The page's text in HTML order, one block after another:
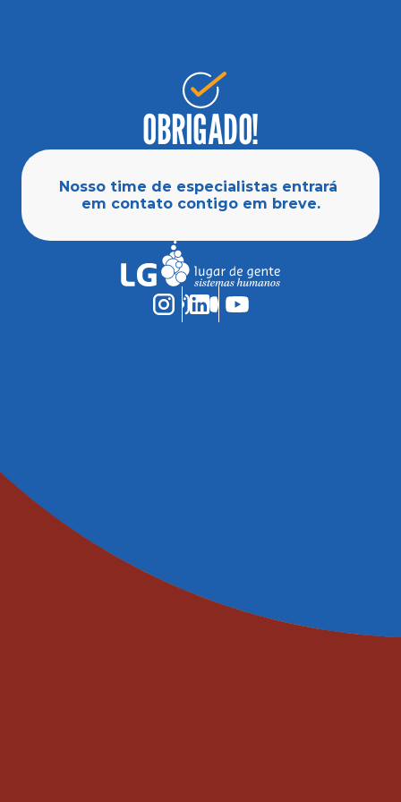
OBRIGADO!
Nosso time de especialistas entrará
em contato contigo em breve.